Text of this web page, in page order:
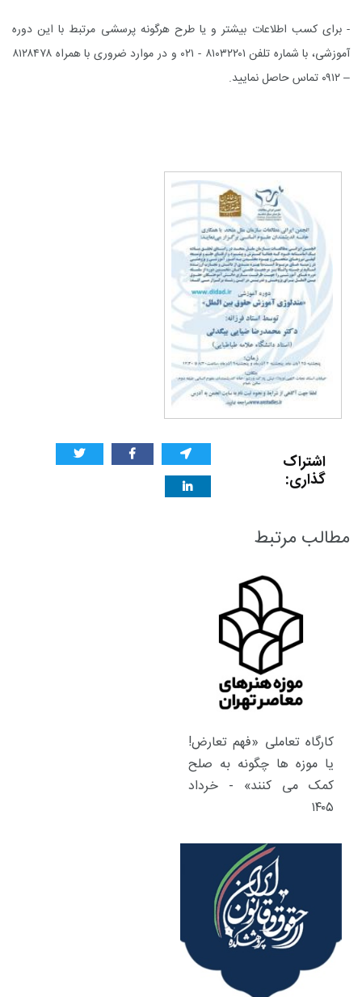
- برای کسب اطلاعات بیشتر و یا طرح هرگونه پرسشی مرتبط با این دوره
آموزشی، با شماره تلفن ۸۱۰۳۲۲۰۱ - ۰۲۱ و در موارد ضروری با همراه ۸۱۲۸۴۷۸
– ۰۹۱۲ تماس حاصل نمایید.
اشتراک
گذاری:
مطالب مرتبط
کارگاه تعاملی «فهم تعارض!
یا موزه ها چگونه به صلح
کمک می کنند» - خرداد
۱۴۰۵